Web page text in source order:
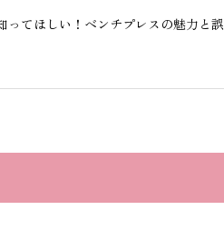
ってほしい！ベンチプレスの魅力と誤